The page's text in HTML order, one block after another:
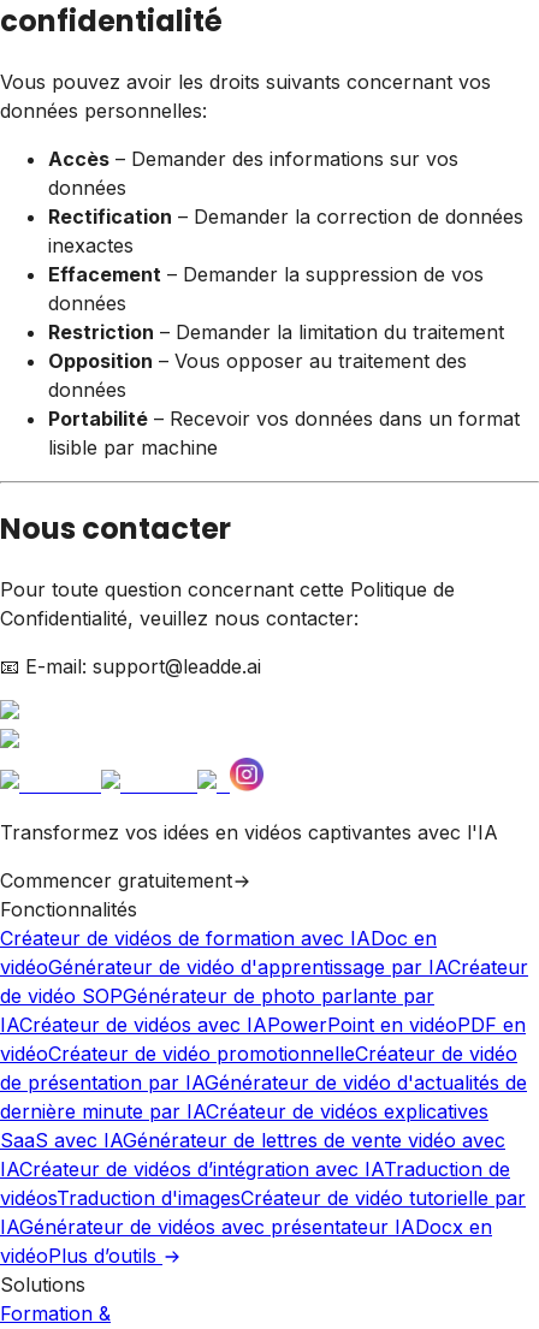
confidentialité
Vous pouvez avoir les droits suivants concernant vos
données personnelles:
Accès – Demander des informations sur vos
données
Rectification – Demander la correction de données
inexactes
Effacement – Demander la suppression de vos
données
Restriction – Demander la limitation du traitement
Opposition – Vous opposer au traitement des
données
Portabilité – Recevoir vos données dans un format
lisible par machine
Nous contacter
Pour toute question concernant cette Politique de
Confidentialité, veuillez nous contacter:
📧 E-mail: support@leadde.ai
Transformez vos idées en vidéos captivantes avec l'IA
Commencer gratuitement
Fonctionnalités
Créateur de vidéos de formation avec IADoc en
vidéoGénérateur de vidéo d'apprentissage par IACréateur
de vidéo SOPGénérateur de photo parlante par
IACréateur de vidéos avec IAPowerPoint en vidéoPDF en
vidéoCréateur de vidéo promotionnelleCréateur de vidéo
de présentation par IAGénérateur de vidéo d'actualités de
dernière minute par IACréateur de vidéos explicatives
SaaS avec IAGénérateur de lettres de vente vidéo avec
IACréateur de vidéos d’intégration avec IATraduction de
vidéosTraduction d'imagesCréateur de vidéo tutorielle par
IAGénérateur de vidéos avec présentateur IADocx en
vidéoPlus d’outils
Solutions
Formation &